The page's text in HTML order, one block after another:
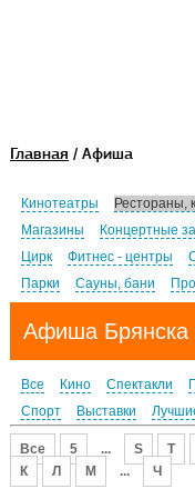
Главная / Афиша
Кинотеатры Рестораны,
Магазины
Концертные
Цирк
Фитнес - центры
Парки
Сауны, бани
Афиша Брянска
Все Кино Спектакли
Спорт
Выставки
Все 5 ... S T
К
Л М ... Ч